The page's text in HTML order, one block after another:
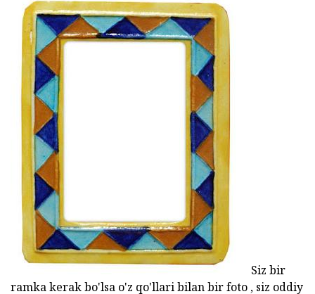
Siz bir
ramka kerak bo'lsa o'z qo'llari bilan bir foto , siz oddiy